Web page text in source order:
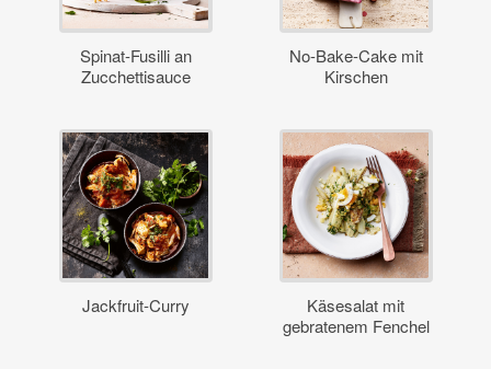
Spinat-Fusilli an
Zucchettisauce
No-Bake-Cake mit
Kirschen
Jackfruit-Curry
Käsesalat mit
gebratenem Fenchel